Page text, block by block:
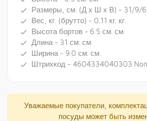
done Размеры, см. (Д х Ш х В) - 31/9/
done Вес, кг. (брутто) - 0.11 кг. кг.
done Высота бортов - 6.5 см. см.
done Длина - 31 см. см.
done Ширина - 9.0 см. см.
done Штрихкод - 4604334040303
Уважаемые покупатели,
посуды может быть